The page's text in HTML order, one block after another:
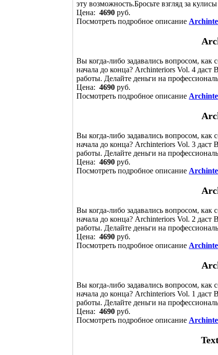
эту возможность.Бросьте взгляд за
Цена: 4690 руб.
Посмотреть подробное описание
Вы когда-либо задавались вопросом, как
начала до конца? Archinteriors Vol. 4 даст
работы. Делайте деньги на
Цена: 4690 руб.
Посмотреть подробное описание
Вы когда-либо задавались вопросом, как
начала до конца? Archinteriors Vol. 3 даст
работы. Делайте деньги на
Цена: 4690 руб.
Посмотреть подробное описание
Вы когда-либо задавались вопросом, как
начала до конца? Archinteriors Vol. 2 даст
работы. Делайте деньги на
Цена: 4690 руб.
Посмотреть подробное описание
Вы когда-либо задавались вопросом, как
начала до конца? Archinteriors Vol. 1 даст
работы. Делайте деньги на
Цена: 4690 руб.
Посмотреть подробное описание